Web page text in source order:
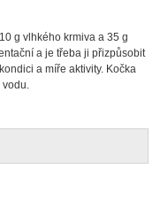
g vlhkého krmiva a 35 g
a je třeba ji přizpůsobit
a míře aktivity. Kočka
vodu.